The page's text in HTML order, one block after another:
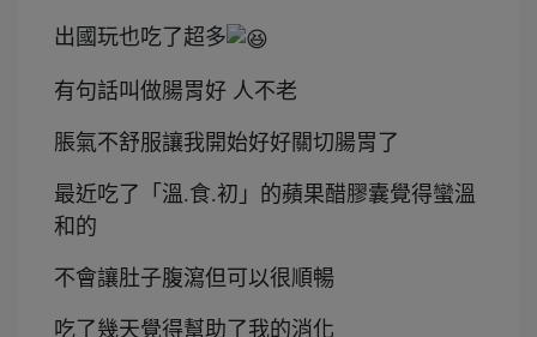
出國玩也吃了超多
有句話叫做腸胃好 人不老
脹氣不舒服讓我開始好好關切腸胃了
最近吃了「溫.食.初」的蘋果醋膠囊覺得蠻溫
和的
不會讓肚子腹瀉但可以很順暢
吃了幾天覺得幫助了我的消化